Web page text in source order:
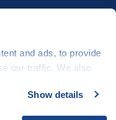
and ads, to provide
our traffic. We also
who may
Show details
server hostingu od